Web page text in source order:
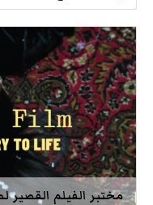
مختبر الفيلم القصير